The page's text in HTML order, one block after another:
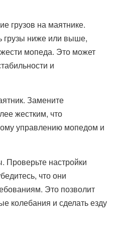
грузов на маятнике.
грузы ниже или выше,
мопеда. Это может
и
Замените
жестким, что
управлению мопедом и
настройки
что они
Это позволит
колебания и сделать езду